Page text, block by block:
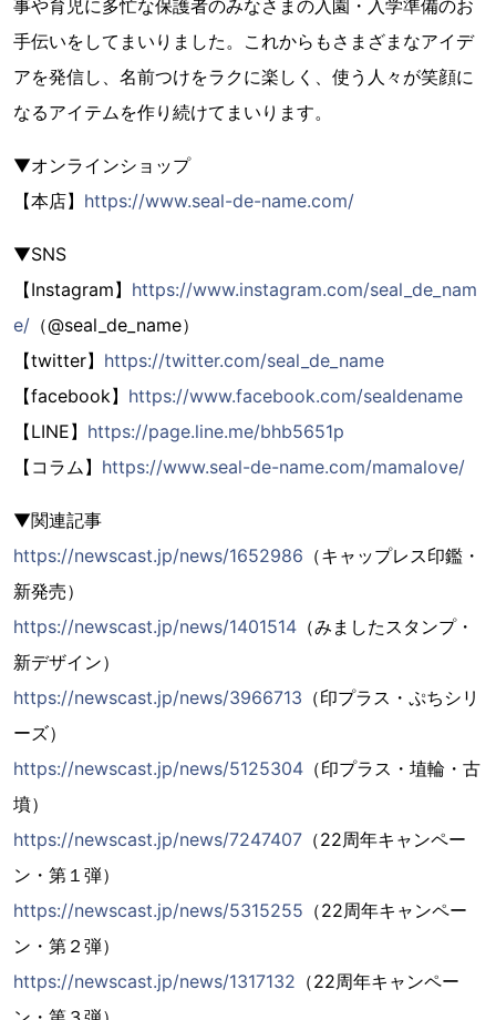
事や育児に多忙な保護者のみなさまの入園・入学準備のお
手伝いをしてまいりました。これからもさまざまなアイデ
アを発信し、名前つけをラクに楽しく、使う人々が笑顔に
なるアイテムを作り続けてまいります。
▼オンラインショップ
【本店】 https://www.seal-de-name.com/
▼SNS
【Instagram】 https://www.instagram.com/seal_de_nam
e/ （@seal_de_name）
【twitter】 https://twitter.com/seal_de_name
【facebook】 https://www.facebook.com/sealdename
【LINE】 https://page.line.me/bhb5651p
【コラム】 https://www.seal-de-name.com/mamalove/
▼関連記事
https://newscast.jp/news/1652986 （キャップレス印鑑・
新発売）
https://newscast.jp/news/1401514 （みましたスタンプ・
新デザイン）
https://newscast.jp/news/3966713 （印プラス・ぷちシリ
ーズ）
https://newscast.jp/news/5125304 （印プラス・埴輪・古
墳）
https://newscast.jp/news/7247407 （22周年キャンペー
ン・第１弾）
https://newscast.jp/news/5315255 （22周年キャンペー
ン・第２弾）
https://newscast.jp/news/1317132 （22周年キャンペー